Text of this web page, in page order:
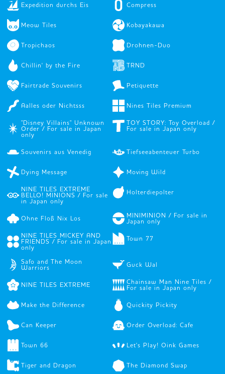
Expedition durchs Eis Compress
Meow Tiles Kobayakawa
Tropichaos Drohnen-Duo
Chillin' by the Fire TRND
Fairtrade Souvenirs Petiquette
Aalles oder Nichtsss Nines Tiles Premium
"Disney Villains" Unknown
Order / For sale in Japan
only
TOY STORY: Toy Overload /
For sale in Japan only
Souvenirs aus Venedig Tiefseeabenteuer Turbo
Dying Message Moving Wild
NINE TILES EXTREME
BELLO! MINIONS / For sale
in Japan only
Holterdiepolter
Ohne Floß Nix Los
MINIMINION / For sale in
Japan only
NINE TILES MICKEY AND
FRIENDS / For sale in Japan
only
Town 77
Safo and The Moon
Warriors
Guck Wal
NINE TILES EXTREME
Chainsaw Man Nine Tiles /
For sale in Japan only
Make the Difference Quickity Pickity
Can Keeper Order Overload: Cafe
Town 66 Let's Play! Oink Games
Tiger and Dragon The Diamond Swap